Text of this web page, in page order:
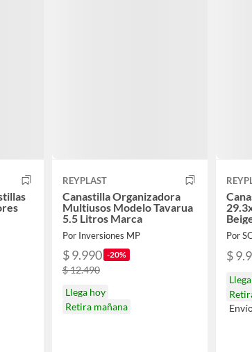
REYPLAST
Canastilla Organizadora
Multiusos Modelo Tavarua
5.5 Litros Marca
Por Inversiones MP
$ 9.990 -20%
$ 12.490
Llega hoy
Retira mañana
Por
$